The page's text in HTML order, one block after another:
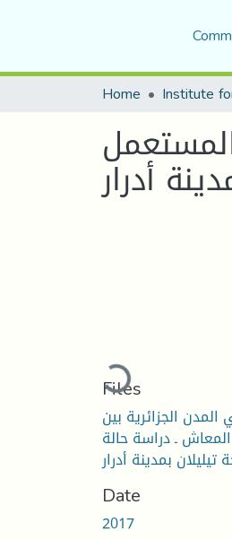
Home
أدرار
Loading...
Files
الجزائرية بين
ـ دراسة حالة
Date
2017